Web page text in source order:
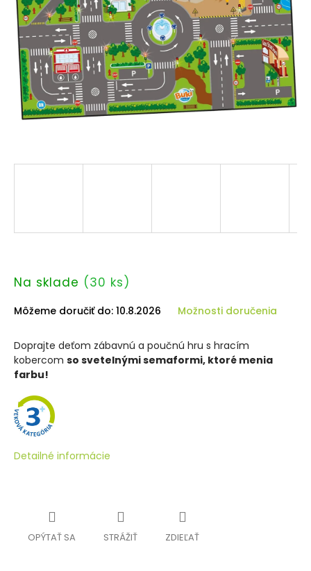
Na sklade (30 ks)
Môžeme doručiť do: 10.8.2026 Možnosti doručenia
Doprajte deťom zábavnú a poučnú hru s hracím
kobercom so svetelnými semaformi, ktoré menia
farbu!
Detailné informácie
OPÝTAŤ SA STRÁŽIŤ ZDIEĽAŤ